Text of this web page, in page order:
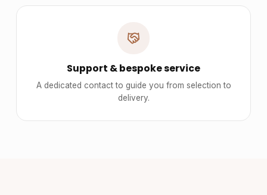
Support & bespoke service
A dedicated contact to guide you from selection to
delivery.